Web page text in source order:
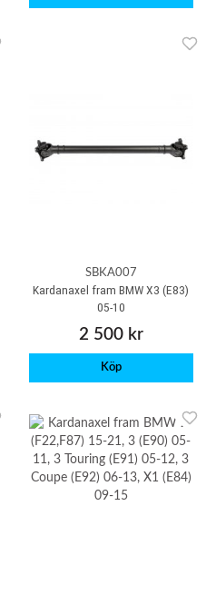
SBKA007
Kardanaxel fram BMW X3 (E83)
05-10
2 500 kr
Köp